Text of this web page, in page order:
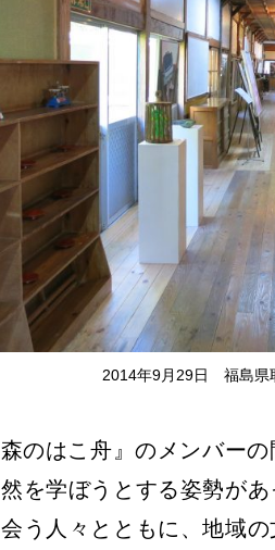
2014年9月29日 福島県
森のはこ舟』のメンバー
を学ぼうとする姿勢が
う人々とともに、地域